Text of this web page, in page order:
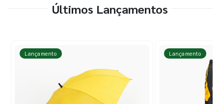
Últimos Lançamentos
Lançamento Lançamento